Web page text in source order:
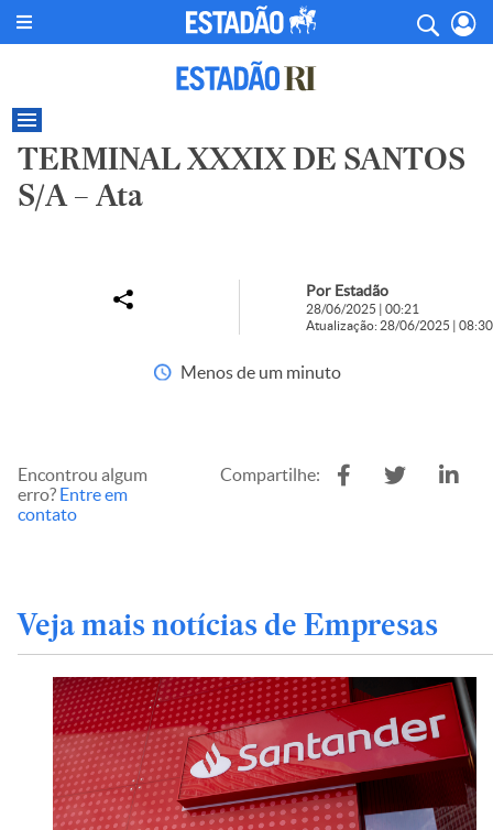
TERMINAL XXXIX DE SANTOS
S/A – Ata
Por Estadão
28/06/2025 | 00:21
Atualização: 28/06/2025 | 08:30
Menos de um minuto
Encontrou algum
erro? Entre em
contato
Compartilhe:
Veja mais notícias de Empresas